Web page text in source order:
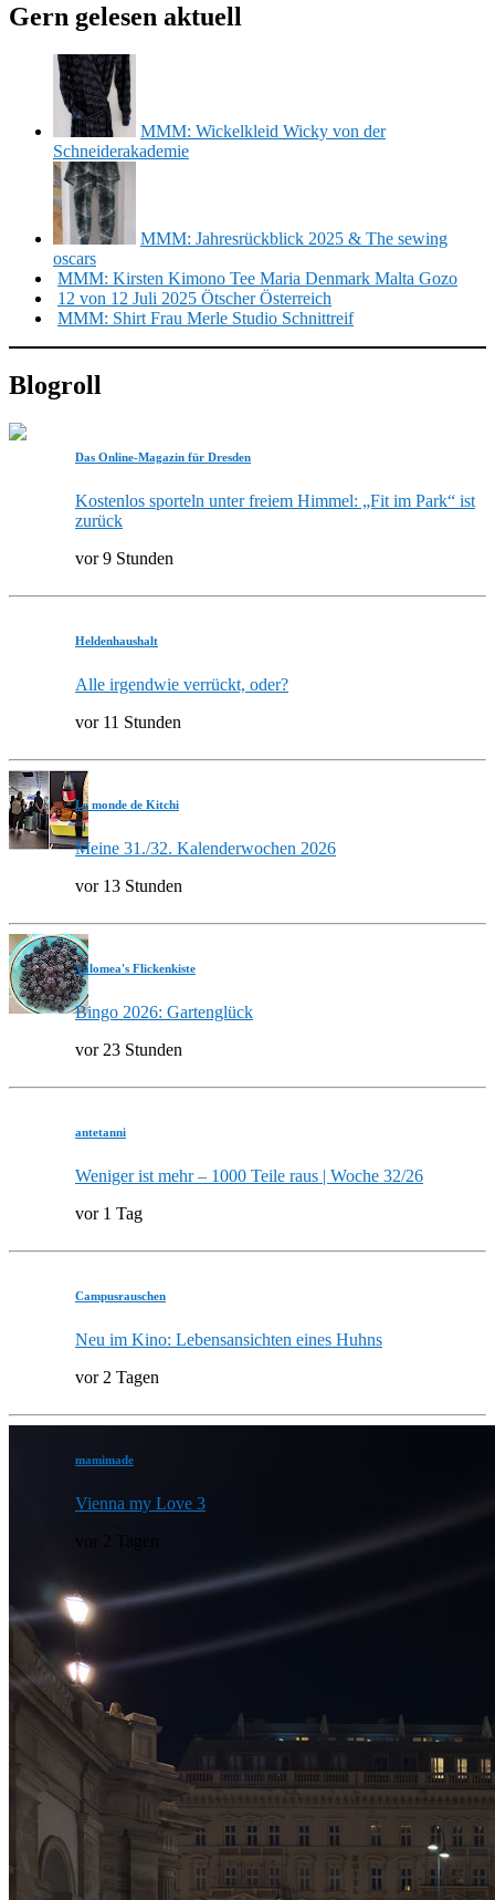
Gern gelesen aktuell
MMM: Wickelkleid Wicky von der
Schneiderakademie
MMM: Jahresrückblick 2025 & The sewing
oscars
MMM: Kirsten Kimono Tee Maria Denmark Malta Gozo
12 von 12 Juli 2025 Ötscher Österreich
MMM: Shirt Frau Merle Studio Schnittreif
Blogroll
Das Online-Magazin für Dresden
Kostenlos sporteln unter freiem Himmel: „Fit im Park“ ist
zurück
vor 9 Stunden
Heldenhaushalt
Alle irgendwie verrückt, oder?
vor 11 Stunden
Le monde de Kitchi
Meine 31./32. Kalenderwochen 2026
vor 13 Stunden
Valomea's Flickenkiste
Bingo 2026: Gartenglück
vor 23 Stunden
antetanni
Weniger ist mehr – 1000 Teile raus | Woche 32/26
vor 1 Tag
Campusrauschen
Neu im Kino: Lebensansichten eines Huhns
vor 2 Tagen
mamimade
Vienna my Love 3
vor 2 Tagen